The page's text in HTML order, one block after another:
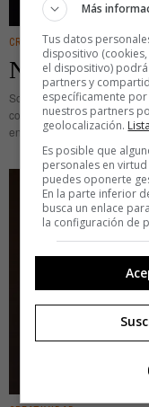
CREATIVIDAD
Noche de
Sonia Fernández Pan y
comisarias y el mundo del
en algún museo, en algún
Más
Tus datos
dispositivo
el dispositivo)
partners y
específicamente
nuestros partners
geolocalización.
Es posible que
personales en
puedes oponerte
En la parte inferior
busca un enlace
la configuración de